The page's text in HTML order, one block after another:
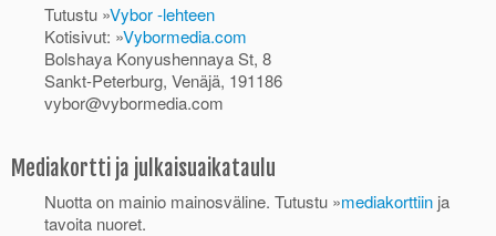
Tutustu »Vybor -lehteen
Kotisivut: »Vybormedia.com
Bolshaya Konyushennaya St, 8
Sankt-Peterburg, Venäjä, 191186
vybor@vybormedia.com
Mediakortti ja julkaisuaikataulu
Nuotta on mainio mainosväline. Tutustu »mediakorttiin ja
tavoita nuoret.